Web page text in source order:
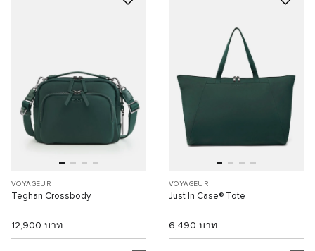
VOYAGEUR
Teghan Crossbody
12,900 บาท
VOYAGEUR
Just In Case® Tote
6,490 บาท